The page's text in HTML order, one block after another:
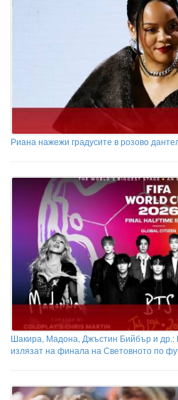
Риана нажежи градусите в розовo
Шакира, Мадона, Джъстин Бийбър и др.:
излязат на финала на Световното по